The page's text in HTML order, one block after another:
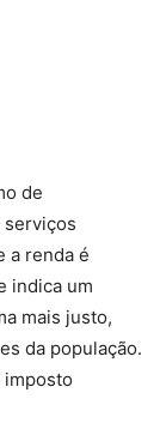
de
serviços
a renda é
indica um
mais justo,
da população.
imposto